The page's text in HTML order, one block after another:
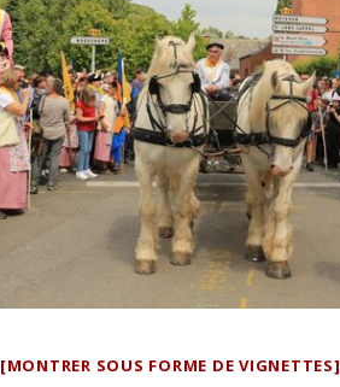
[MONTRER SOUS FORME DE VIGNETTES]